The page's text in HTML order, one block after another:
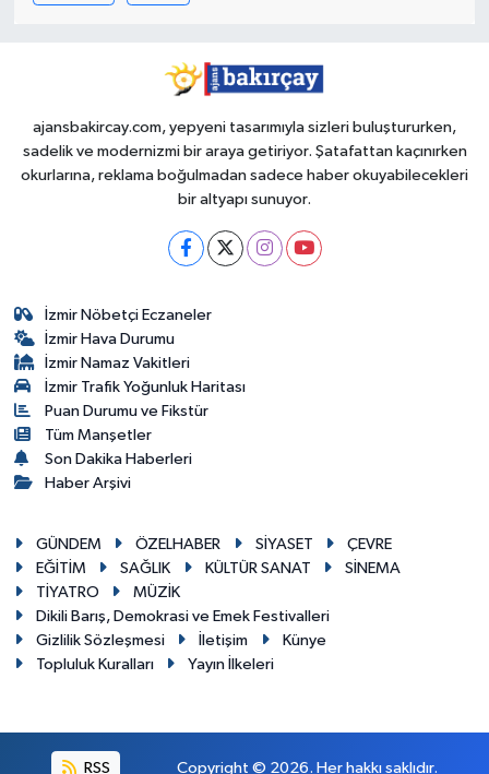
ajansbakircay.com, yepyeni tasarımıyla sizleri buluştururken,
sadelik ve modernizmi bir araya getiriyor. Şatafattan kaçınırken
okurlarına, reklama boğulmadan sadece haber okuyabilecekleri
bir altyapı sunuyor.
İzmir Nöbetçi Eczaneler
İzmir Hava Durumu
İzmir Namaz Vakitleri
İzmir Trafik Yoğunluk Haritası
Puan Durumu ve Fikstür
Tüm Manşetler
Son Dakika Haberleri
Haber Arşivi
GÜNDEM ÖZELHABER SİYASET
ÇEVRE
EĞİTİM
SAĞLIK KÜLTÜR SANAT
SİNEMA
TİYATRO
MÜZİK
Dikili Barış, Demokrasi ve Emek Festivalleri
Gizlilik Sözleşmesi
İletişim
Künye
Topluluk Kuralları
Yayın İlkeleri
RSS Copyright © 2026. Her hakkı saklıdır.